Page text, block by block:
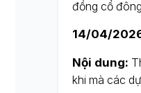
đồng cổ
14/04/
Nội dung:
khi mà các